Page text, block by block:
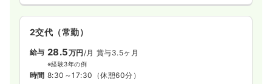
2交代（常勤）
給与 28.5万円/月 賞与3.5ヶ月
※経験3年の例
時間 8:30～17:30 （休憩60分）